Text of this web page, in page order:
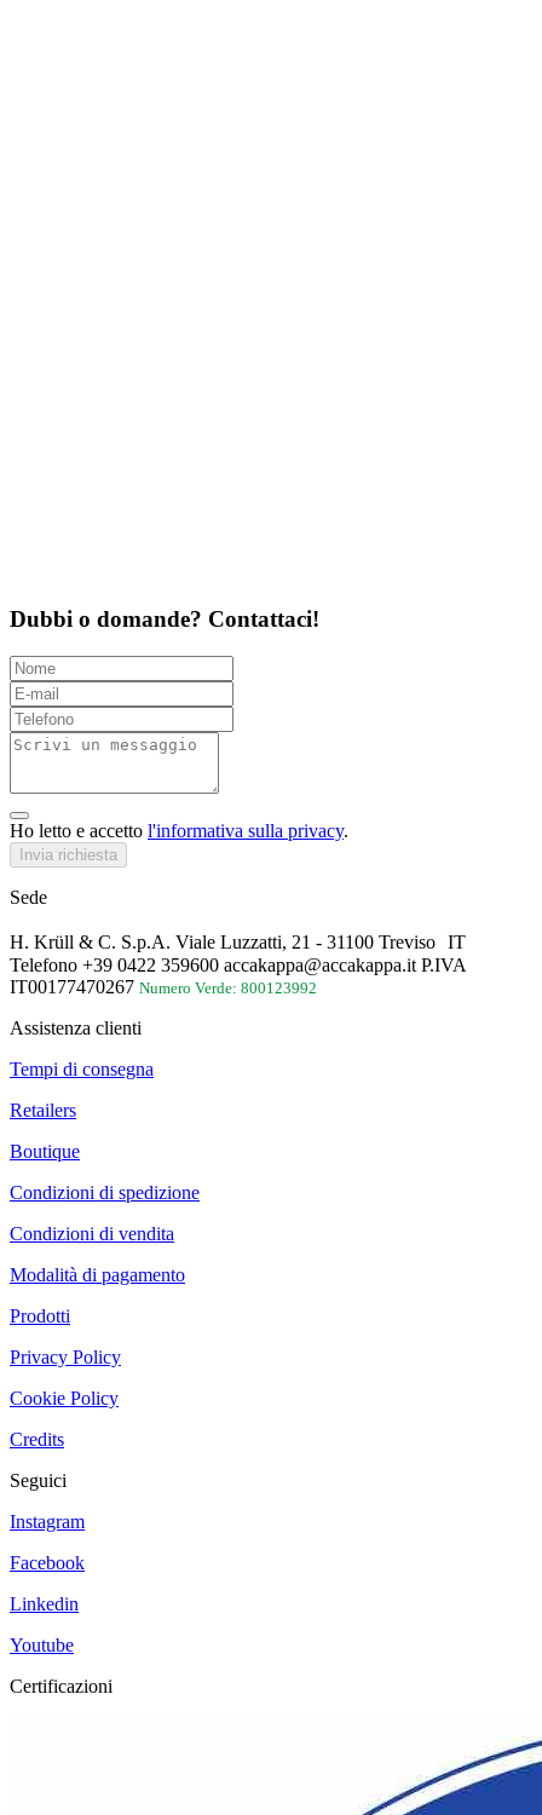
Dubbi o domande? Contattaci!
Ho letto e accetto l'informativa sulla privacy.
Invia richiesta
Sede
H. Krüll & C. S.p.A. Viale Luzzatti, 21 - 31100 Treviso IT
Telefono +39 0422 359600 accakappa@accakappa.it P.IVA
IT00177470267 Numero Verde: 800123992
Assistenza clienti
Tempi di consegna
Retailers
Boutique
Condizioni di spedizione
Condizioni di vendita
Modalità di pagamento
Prodotti
Privacy Policy
Cookie Policy
Credits
Seguici
Instagram
Facebook
Linkedin
Youtube
Certificazioni